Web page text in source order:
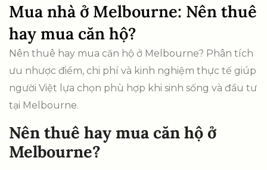
Mua nhà ở Melbourne: Nên thuê
hay mua căn hộ?
Nên thuê hay mua căn hộ ở Melbourne? Phân tích
ưu nhược điểm, chi phí và kinh nghiệm thực tế giúp
người Việt lựa chọn phù hợp khi sinh sống và đầu tư
tại Melbourne.
Nên thuê hay mua căn hộ ở
Melbourne?